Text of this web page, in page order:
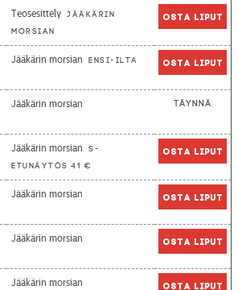
Teosesittely Jääkärin
morsian
Osta liput
Jääkärin morsian Ensi-ilta Osta liput
Jääkärin morsian Täynnä
Jääkärin morsian
S-
etunäytös 41 €
Osta liput
Jääkärin morsian Osta liput
Jääkärin morsian Osta liput
Jääkärin morsian Osta liput